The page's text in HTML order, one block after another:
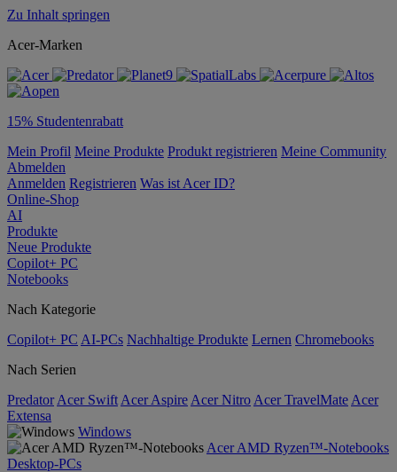
Zu Inhalt springen
Acer-Marken
15% Studentenrabatt
Mein Profil Meine Produkte Produkt registrieren Meine Community
Abmelden
Anmelden Registrieren Was ist Acer ID?
Online-Shop
AI
Produkte
Neue Produkte
Copilot+ PC
Notebooks
Nach Kategorie
Copilot+ PC AI-PCs Nachhaltige Produkte Lernen Chromebooks
Nach Serien
Predator Acer Swift Acer Aspire Acer Nitro Acer TravelMate Acer
Extensa
Windows
Acer AMD Ryzen™-Notebooks
Desktop-PCs